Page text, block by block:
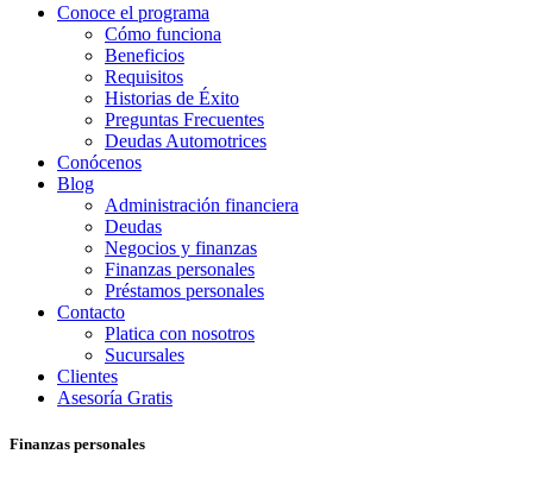
Conoce el programa
Cómo funciona
Beneficios
Requisitos
Historias de Éxito
Preguntas Frecuentes
Deudas Automotrices
Conócenos
Blog
Administración financiera
Deudas
Negocios y finanzas
Finanzas personales
Préstamos personales
Contacto
Platica con nosotros
Sucursales
Clientes
Asesoría Gratis
Finanzas personales